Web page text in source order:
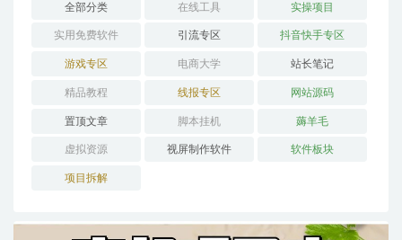
全部分类 在线工具 实操项目
实用免费软件 引流专区 抖音快手专区
游戏专区 电商大学 站长笔记
精品教程 线报专区 网站源码
置顶文章 脚本挂机 薅羊毛
虚拟资源 视屏制作软件 软件板块
项目拆解